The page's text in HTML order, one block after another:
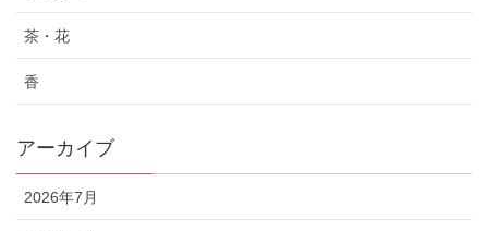
茶・花
香
アーカイブ
2026年7月